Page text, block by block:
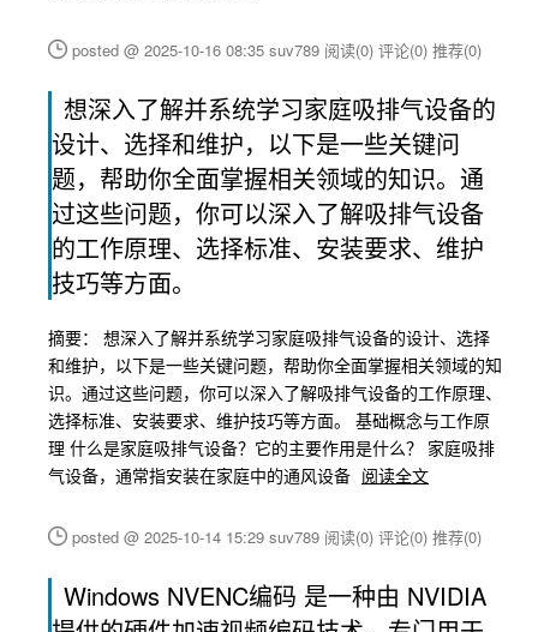
posted @ 2025-10-16 08:35 suv789 阅读(0) 评论(0) 推荐(0)
想深入了解并系统学习家庭吸排气设备的
设计、选择和维护，以下是一些关键问
题，帮助你全面掌握相关领域的知识。通
过这些问题，你可以深入了解吸排气设备
的工作原理、选择标准、安装要求、维护
技巧等方面。
摘要： 想深入了解并系统学习家庭吸排气设备的设计、选择
和维护，以下是一些关键问题，帮助你全面掌握相关领域的知
识。通过这些问题，你可以深入了解吸排气设备的工作原理、
选择标准、安装要求、维护技巧等方面。 基础概念与工作原
理 什么是家庭吸排气设备？它的主要作用是什么？ 家庭吸排
气设备，通常指安装在家庭中的通风设备 阅读全文
posted @ 2025-10-14 15:29 suv789 阅读(0) 评论(0) 推荐(0)
Windows NVENC编码 是一种由 NVIDIA